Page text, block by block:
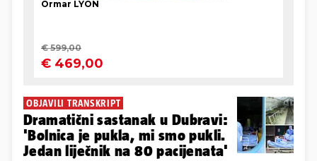
OBJAVILI TRANSKRIPT
Dramatični sastanak u Dubravi:
'Bolnica je pukla, mi smo pukli.
Jedan liječnik na 80 pacijenata'